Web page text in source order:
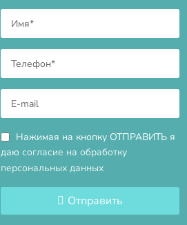
Нажимая на кнопку ОТПРАВИТЬ я
даю согласие на обработку
персональных данных
Отправить